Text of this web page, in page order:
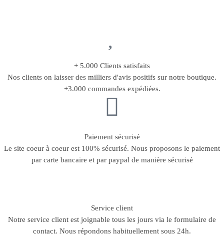
+ 5.000 Clients satisfaits
Nos clients on laisser des milliers d'avis positifs sur notre boutique.
+3.000 commandes expédiées.
Paiement sécurisé
Le site coeur à coeur est 100% sécurisé. Nous proposons le paiement
par carte bancaire et par paypal de manière sécurisé
Service client
Notre service client est joignable tous les jours via le formulaire de
contact. Nous répondons habituellement sous 24h.